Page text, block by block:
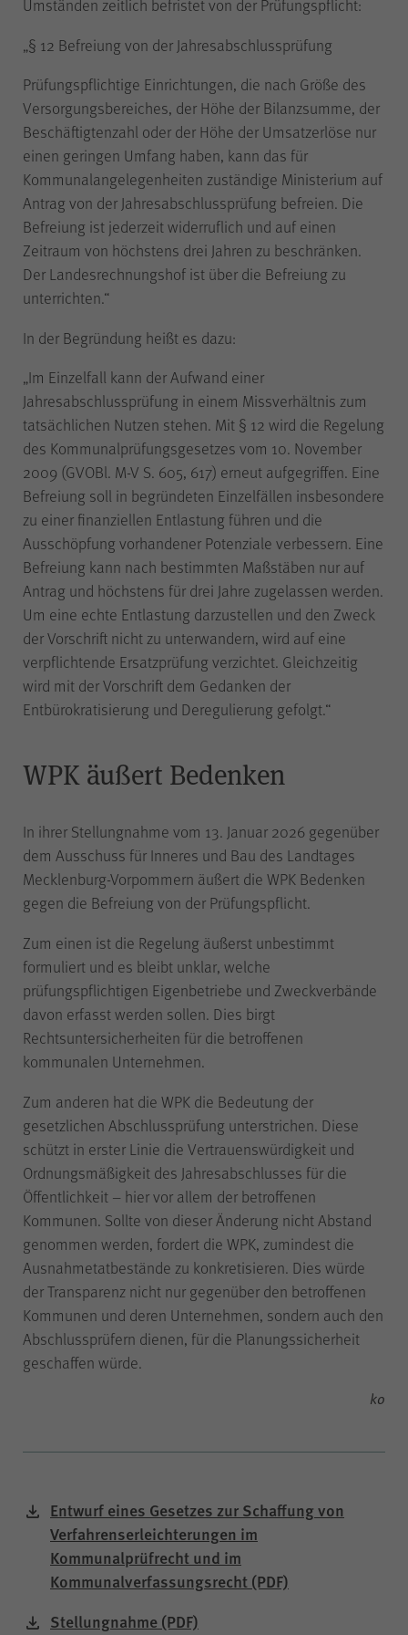
Umständen zeitlich befristet von der Prüfungspflicht:
„§ 12 Befreiung von der Jahresabschlussprüfung
Prüfungspflichtige Einrichtungen, die nach Größe des
Versorgungsbereiches, der Höhe der Bilanzsumme, der
Beschäftigtenzahl oder der Höhe der Umsatzerlöse nur
einen geringen Umfang haben, kann das für
Kommunalangelegenheiten zuständige Ministerium auf
Antrag von der Jahresabschlussprüfung befreien. Die
Befreiung ist jederzeit widerruflich und auf einen
Zeitraum von höchstens drei Jahren zu beschränken.
Der Landesrechnungshof ist über die Befreiung zu
unterrichten.“
In der Begründung heißt es dazu:
„Im Einzelfall kann der Aufwand einer
Jahresabschlussprüfung in einem Missverhältnis zum
tatsächlichen Nutzen stehen. Mit § 12 wird die Regelung
des Kommunalprüfungsgesetzes vom 10. November
2009 (GVOBl. M-V S. 605, 617) erneut aufgegriffen. Eine
Befreiung soll in begründeten Einzelfällen insbesondere
zu einer finanziellen Entlastung führen und die
Ausschöpfung vorhandener Potenziale verbessern. Eine
Befreiung kann nach bestimmten Maßstäben nur auf
Antrag und höchstens für drei Jahre zugelassen werden.
Um eine echte Entlastung darzustellen und den Zweck
der Vorschrift nicht zu unterwandern, wird auf eine
verpflichtende Ersatzprüfung verzichtet. Gleichzeitig
wird mit der Vorschrift dem Gedanken der
Entbürokratisierung und Deregulierung gefolgt.“
WPK äußert Bedenken
In ihrer Stellungnahme vom 13. Januar 2026 gegenüber
dem Ausschuss für Inneres und Bau des Landtages
Mecklenburg-Vorpommern äußert die WPK Bedenken
gegen die Befreiung von der Prüfungspflicht.
Zum einen ist die Regelung äußerst unbestimmt
formuliert und es bleibt unklar, welche
prüfungspflichtigen Eigenbetriebe und Zweckverbände
davon erfasst werden sollen. Dies birgt
Rechtsuntersicherheiten für die betroffenen
kommunalen Unternehmen.
Zum anderen hat die WPK die Bedeutung der
gesetzlichen Abschlussprüfung unterstrichen. Diese
schützt in erster Linie die Vertrauenswürdigkeit und
Ordnungsmäßigkeit des Jahresabschlusses für die
Öffentlichkeit – hier vor allem der betroffenen
Kommunen. Sollte von dieser Änderung nicht Abstand
genommen werden, fordert die WPK, zumindest die
Ausnahmetatbestände zu konkretisieren. Dies würde
der Transparenz nicht nur gegenüber den betroffenen
Kommunen und deren Unternehmen, sondern auch den
Abschlussprüfern dienen, für die Planungssicherheit
geschaffen würde.
ko
Entwurf eines Gesetzes zur Schaffung von
Verfahrenserleichterungen im
Kommunalprüfrecht und im
Kommunalverfassungsrecht (PDF)
Stellungnahme (PDF)
der Internetseite (WPK Börsen,
WPK).
Anbieter WPK
Laufzeit 1 Jahr
Zweck
Cookies auf der Internetseite der
Name piwik_ignore
Anbieter
Laufzeit 2 Jahre
Falls Sie auf der Seite
„Datenschutz“ unter „Matomo
(Besuchsstatistiken)“ der
anonymisierten Datenerhebung
ohne Cookies widersprechen,
muss dieser Cookie gesetzt
wiederkehrenden Besucher
erkennen zu können, damit der
Besuch erneut erfolgen muss.
Auch bis zu diesem Zeitpunkt
bereits erfasste Daten werden in
diesem Fall gelöscht. Der Cookie
speichert hierbei keine
Wunsch, nicht über Matomo
erfasst zu werden.
Name LS-TVLYRKIVZTGDGMOU
Anbieter LimeSurvey
Laufzeit Sitzungsende
Zweck
Gilt nur für die Digitalisierungs-
Check-ups des Bereichs
"Wissen >
Digitalisierungskompass
(WPK)®":
Speichern der bereits
wieder fortführen zu können.
Name JSESSIONID